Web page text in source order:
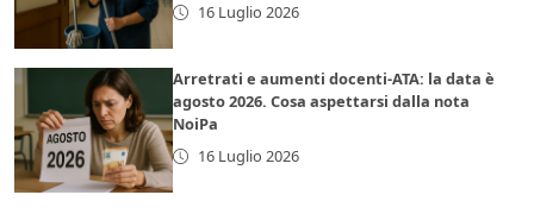
16 Luglio 2026
Arretrati e aumenti docenti-ATA: la data è
agosto 2026. Cosa aspettarsi dalla nota
NoiPa
16 Luglio 2026